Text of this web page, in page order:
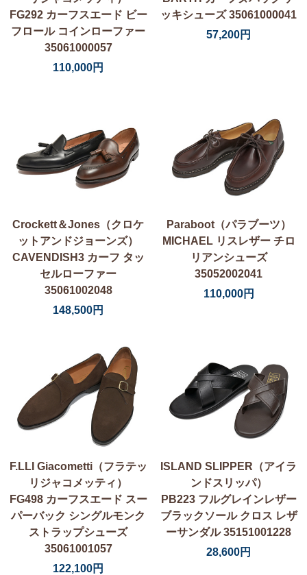
FG292 カーフスエード ビー
フロール コインローファー
35061000057
110,000円
ッキシューズ 35061000041
57,200円
Crockett＆Jones（クロケ
ットアンドジョーンズ）
CAVENDISH3 カーフ タッ
セルローファー
35061002048
148,500円
Paraboot（パラブーツ）
MICHAEL リスレザー チロ
リアンシューズ
35052002041
110,000円
F.LLI Giacometti（フラテッ
リジャコメッティ）
FG498 カーフスエード スー
パーバック シングルモンク
ストラップシューズ
35061001057
122,100円
ISLAND SLIPPER（アイラ
ンドスリッパ）
PB223 フルグレインレザー
ブラックソール クロス レザ
ーサンダル 35151001228
28,600円